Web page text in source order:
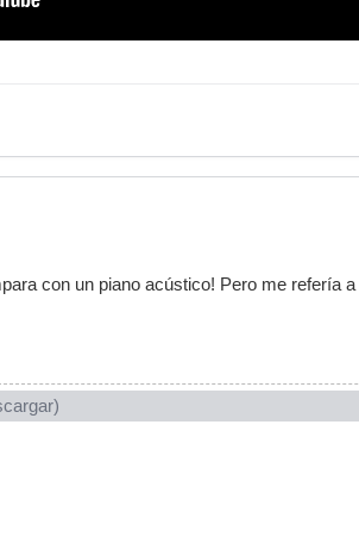
con un piano acústico! Pero me refería